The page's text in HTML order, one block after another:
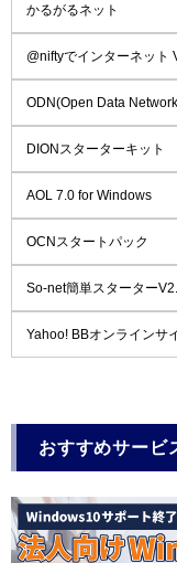
かるがるネット
@niftyでインターネット
ODN(Open Data
DIONスターターキット
AOL 7.0 for Windows
OCNスタートパック
So-net簡単スターター
Yahoo! BBオンラインサ
おすすめサービ